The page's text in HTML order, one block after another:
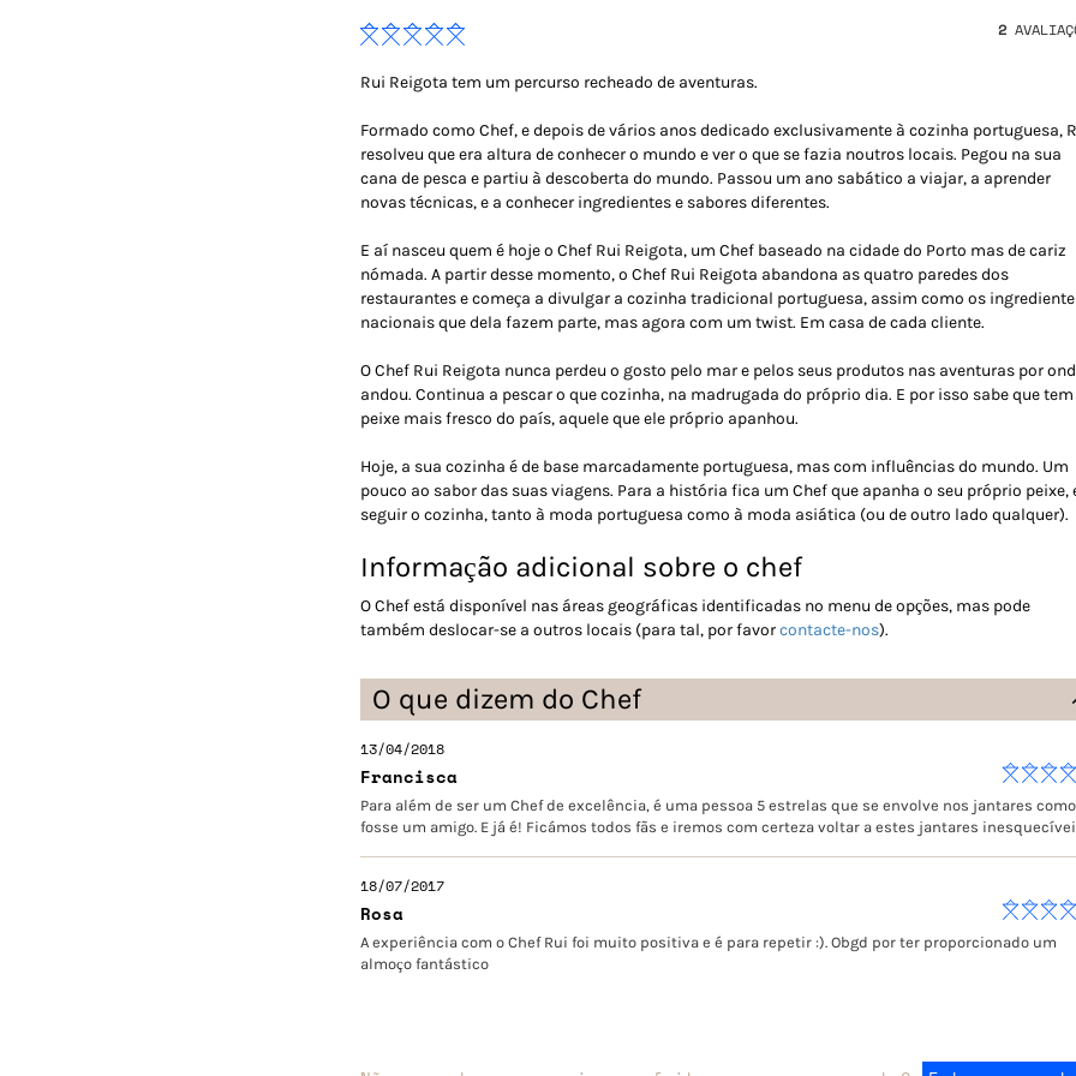
2
Rui Reigota tem um percurso recheado de aventuras.
Formado como Chef, e depois de vários anos dedicado exclusivamente à cozinha portuguesa,
resolveu que era altura de conhecer o mundo e ver o que se fazia noutros locais. Pegou na sua
cana de pesca e partiu à descoberta do mundo. Passou um ano sabático a viajar, a aprender
novas técnicas, e a conhecer ingredientes e sabores diferentes.
E aí nasceu quem é hoje o Chef Rui Reigota, um Chef baseado na cidade do Porto mas de cariz
nómada. A partir desse momento, o Chef Rui Reigota abandona as quatro paredes dos
restaurantes e começa a divulgar a cozinha tradicional portuguesa, assim como os
nacionais que dela fazem parte, mas agora com um twist. Em casa de cada cliente.
O Chef Rui Reigota nunca perdeu o gosto pelo mar e pelos seus produtos nas aventuras por
andou. Continua a pescar o que cozinha, na madrugada do próprio dia. E por isso sabe que tem
peixe mais fresco do país, aquele que ele próprio apanhou.
Hoje, a sua cozinha é de base marcadamente portuguesa, mas com influências do mundo. Um
pouco ao sabor das suas viagens. Para a história fica um Chef que apanha o seu próprio peixe,
seguir o cozinha, tanto à moda portuguesa como à moda asiática (ou de outro lado qualquer).
Informação adicional sobre o chef
O Chef está disponível nas áreas geográficas identificadas no menu de opções, mas pode
também deslocar-se a outros locais (para tal, por favorcontacte-nos).
O que dizem do Chef
13/04/2018
Francisca
Para além de ser um Chef de excelência, é uma pessoa 5 estrelas que se envolve nos jantares
fosse um amigo. E já é! Ficámos todos fãs e iremos com certeza voltar a estes jantares
18/07/2017
Rosa
A experiência com o Chef Rui foi muito positiva e é para repetir :). Obgd por ter proporcionado um
almoço fantástico